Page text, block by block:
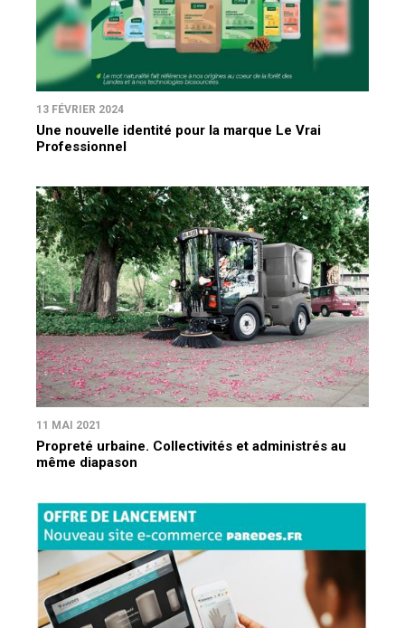
13 FÉVRIER 2024
Une nouvelle identité pour la marque Le Vrai
Professionnel
11 MAI 2021
Propreté urbaine. Collectivités et administrés au
même diapason